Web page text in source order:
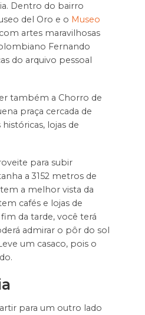
Dentro do bairro
del Oro e o Museo
artes maravilhosas
Fernando
do arquivo pessoal
também a Chorro de
praça cercada de
lojas de
para subir
a 3152 metros de
a melhor vista da
cafés e lojas de
da tarde, você terá
admirar o pôr do sol
um casaco, pois o
para um outro lado